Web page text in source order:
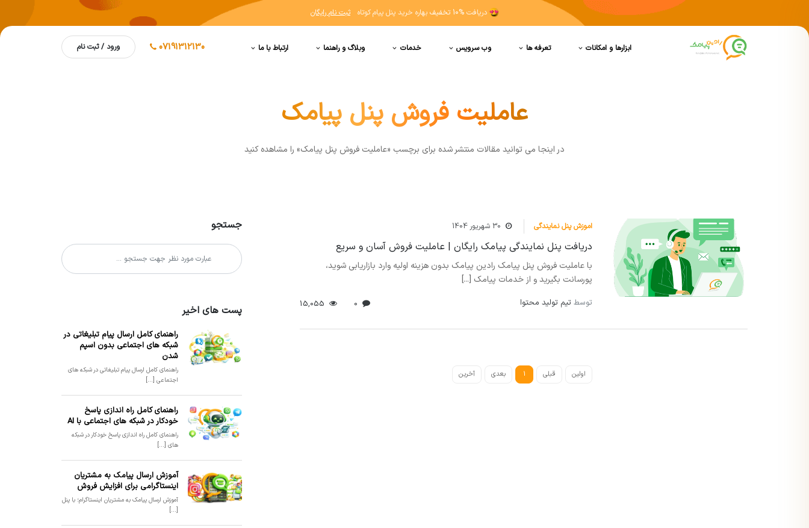
دریافت 10% تخفیف بهاره خرید پنل پیام کوتاه ثبت نام رایگان
ابزارها و امکانات تعرفه ها وب سرویس خدمات وبلاگ و راهنما ارتباط با ما 07191312130 ورود / ثبت نام
عاملیت فروش پنل پیامک
در اينجا مي توانيد مقالات منتشر شده برای برچسب «عاملیت فروش پنل پیامک» را مشاهده کنيد
اموزش پنل نمایندگی 30 شهریور 1404
دریافت پنل نمایندگی پیامک رایگان | عاملیت فروش آسان و سریع
با عاملیت فروش پنل پیامک رادین پیامک بدون هزینه اولیه وارد بازاریابی شوید،
پورسانت بگیرید و از خدمات پیامک [...]
توسطتیم تولید محتوا
اولین قبلی 1 بعدی آخرین
جستجو
پست های اخیر
راهنمای کامل ارسال پیام تبلیغاتی در
شبکه های اجتماعی بدون اسپم
شدن
راهنمای کامل ارسال پیام تبلیغاتی در شبکه های
اجتماعی [...]
راهنمای کامل راه اندازی پاسخ
خودکار در شبکه های اجتماعی با AI
راهنمای کامل راه اندازی پاسخ خودکار در شبکه
های [...]
آموزش ارسال پیامک به مشتریان
اینستاگرامی برای افزایش فروش
آموزش ارسال پیامک به مشتریان اینستاگرام؛ با پنل
[...]